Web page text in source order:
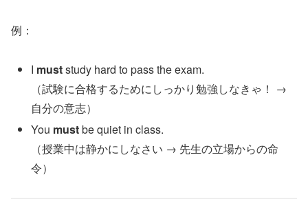
例：
I muststudy hard to pass the exam.
（試験に合格するためにしっかり勉強しなきゃ！ →
自分の意志）
You mustbe quiet in class.
（授業中は静かにしなさい → 先生の立場からの命
令）